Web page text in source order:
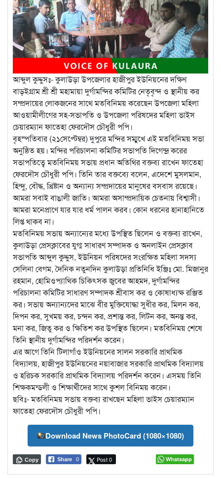
আব্দুল কুদ্দুসঃ- কুলাউড়া উপজেলার হাজীপুর ইউনিয়নের দক্ষিণ
বাড়ইগ্রাম শ্রী শ্রী মহামায়া দুর্গামন্দির কমিটির নেতৃবৃন্দ ও স্থানীয় কর
সম্প্রদায়ের লোকজনের সাথে মতবিনিময় করেছেন উপজেলা মহিলা
আওয়ামীলীগের সহ-সভাপতি ও উপজেলা পরিষদের মহিলা ভাইস
চেয়ারম্যান ফাতেহা ফেরদৌস চৌধুরী পপি।
বৃহস্পতিবার (২১সেপ্টেম্বর) দুপুরে মন্দির সম্মুখে এই মতবিনিময় সভা
অনুষ্ঠিত হয়। মন্দির পরিচালনা কমিটির সভাপতি দিগেন্দ্র করের
সভাপতিত্বে মতবিনিময় সভায় প্রধান অতিথির বক্তব্য রাখেন ফাতেহা
ফেরদৌস চৌধুরী পপি। তিনি তার বক্তব্যে বলেন, এদেশে মুসলমান,
হিন্দু, বৌদ্ধ, খ্রিষ্টান ও অন্যান্য সম্প্রদায়ের মানুষের বসবাস রয়েছে।
আমরা সবাই বাঙালী জাতি। আমরা অসাম্প্রদায়িক চেতনায় বিশ্বাসী।
আমরা মনেপ্রাণে যার যার ধর্ম পালন করব। কোন ধরনের হানাহানিতে
লিপ্ত থাকব না।
মতবিনিময় সভায় অন্যান্যের মধ্যে উপস্থিত ছিলেন ও বক্তব্য রাখেন,
কুলাউড়া প্রেসক্লাবের যুগ্ম সাধারণ সম্পাদক ও অনলাইন প্রেসক্লাব
সভাপতি আব্দুল কুদ্দুস, ইউনিয়ন পরিষদের সংরক্ষিত মহিলা সদস্য
সেলিনা বেগম, দৈনিক নতুনদিন কুলাউড়া প্রতিনিধি ইঞ্জিঃ মো. মিজানুর
রহমান, হোমিওপ্যাথিক চিকিৎসক জুবের আহমদ, দুর্গামন্দির
পরিচালনা কমিটির সাধারণ সম্পাদক শ্রীবাস কর ও কোষাধ্যক্ষ রঞ্জিত
কর। সভায় অন্যান্যদের মাঝে বীর মুক্তিযোদ্ধা সুধীর কর, মিলন কর,
দিপন কর, সুখময় কর, চন্দন কর, প্রশান্ত কর, লিটন কর, অনন্ত কর,
মনা কর, জিতু কর ও ক্ষিতিশ কর উপস্থিত ছিলেন। মতবিনিময় শেষে
তিনি স্থানীয় দুর্গামন্দির পরিদর্শন করেন।
এর আগে তিনি টিলাগাঁও ইউনিয়নের সালন সরকারি প্রাথমিক
বিদ্যালয়, হাজীপুর ইউনিয়নের নয়াবাজার সরকারি প্রাথমিক বিদ্যালয়
ও হরিচক সরকারি প্রাথমিক বিদ্যালয় পরিদর্শন করেন। এসময় তিনি
শিক্ষকমন্ডলী ও শিক্ষার্থীদের সাথে কুশল বিনিময় করেন।
ছবিঃ- মতবিনিময় সভায় বক্তব্য রাখছেন মহিলা ভাইস চেয়ারম্যান
ফাতেহা ফেরদৌস চৌধুরী পপি।
Download News PhotoCard (1080×1080)
Share 0 Post 0
Copy Whatsapp